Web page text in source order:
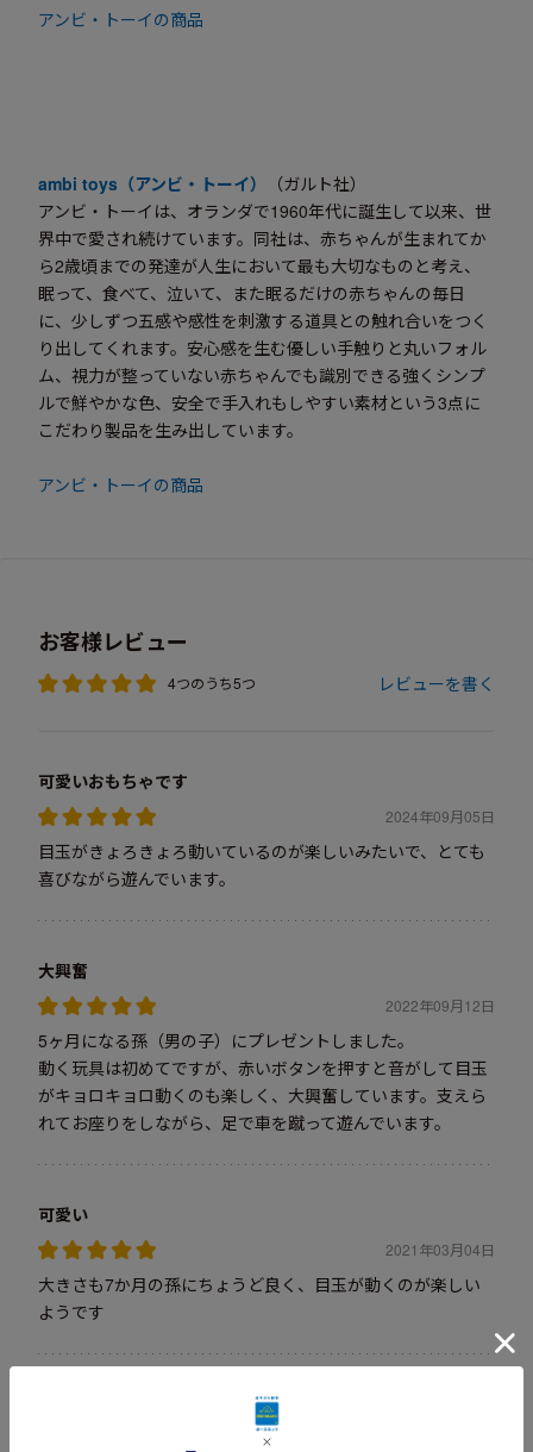
アンビ・トーイの商品
ambi toys（アンビ・トーイ）
（ガルト社）
アンビ・トーイは、オランダで1960年代に誕生して以来、世
界中で愛され続けています。同社は、赤ちゃんが生まれてか
ら2歳頃までの発達が人生において最も大切なものと考え、
眠って、食べて、泣いて、また眠るだけの赤ちゃんの毎日
に、少しずつ五感や感性を刺激する道具との触れ合いをつく
り出してくれます。安心感を生む優しい手触りと丸いフォル
ム、視力が整っていない赤ちゃんでも識別できる強くシンプ
ルで鮮やかな色、安全で手入れもしやすい素材という3点に
こだわり製品を生み出しています。
アンビ・トーイの商品
お客様レビュー
4つのうち5つ レビューを書く
可愛いおもちゃです
2024年09月05日
目玉がきょろきょろ動いているのが楽しいみたいで、とても
喜びながら遊んでいます。
大興奮
2022年09月12日
5ヶ月になる孫（男の子）にプレゼントしました。
動く玩具は初めてですが、赤いボタンを押すと音がして目玉
がキョロキョロ動くのも楽しく、大興奮しています。支えら
れてお座りをしながら、足で車を蹴って遊んでいます。
可愛い
2021年03月04日
大きさも7か月の孫にちょうど良く、目玉が動くのが楽しい
ようです